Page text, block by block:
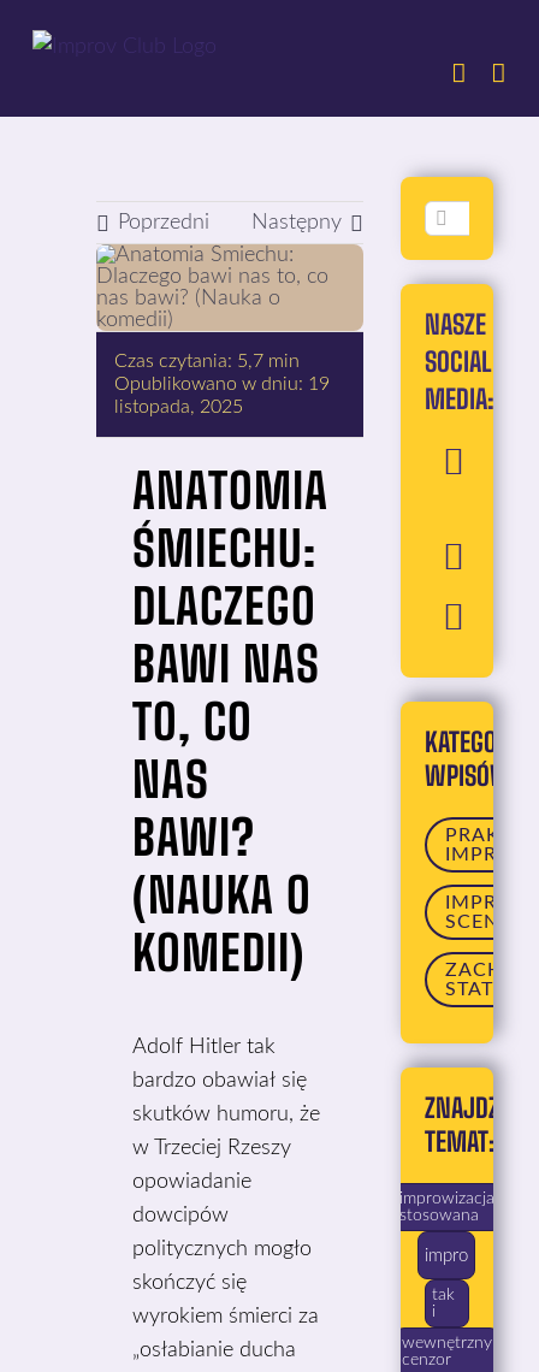
Poprzedni Następny
Czas czytania: 5,7 min
Opublikowano w dniu: 19
listopada, 2025
ANATOMIA
ŚMIECHU:
DLACZEGO
BAWI NAS
TO, CO
NAS
BAWI?
(NAUKA O
KOMEDII)
Adolf Hitler tak
bardzo obawiał się
skutków humoru, że
w Trzeciej Rzeszy
opowiadanie
dowcipów
politycznych mogło
skończyć się
wyrokiem śmierci za
„osłabianie ducha
Szukaj
NASZE
SOCIAL
MEDIA:
KATEGORIE
WPISÓW
ZNAJDŹ
TEMAT:
improwizacja
stosowana
impro
tak
i
wewnętrzny
cenzor